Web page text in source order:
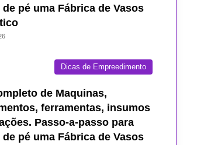
pé uma Fábrica de Vasos
Dicas de Empreedimento
de Maquinas,
ferramentas, insumos
Passo-a-passo para
pé uma Fábrica de Vasos